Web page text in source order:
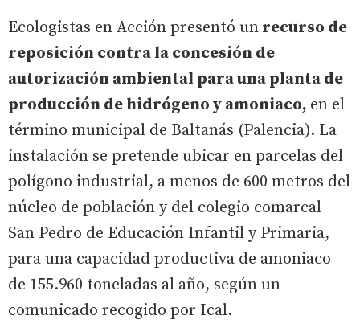
Ecologistas en Acción presentó un recurso de
reposición contra la concesión de
autorización ambiental para una planta de
producción de hidrógeno y amoniaco, en el
término municipal de Baltanás (Palencia). La
instalación se pretende ubicar en parcelas del
polígono industrial, a menos de 600 metros del
núcleo de población y del colegio comarcal
San Pedro de Educación Infantil y Primaria,
para una capacidad productiva de amoniaco
de 155.960 toneladas al año, según un
comunicado recogido por Ical.